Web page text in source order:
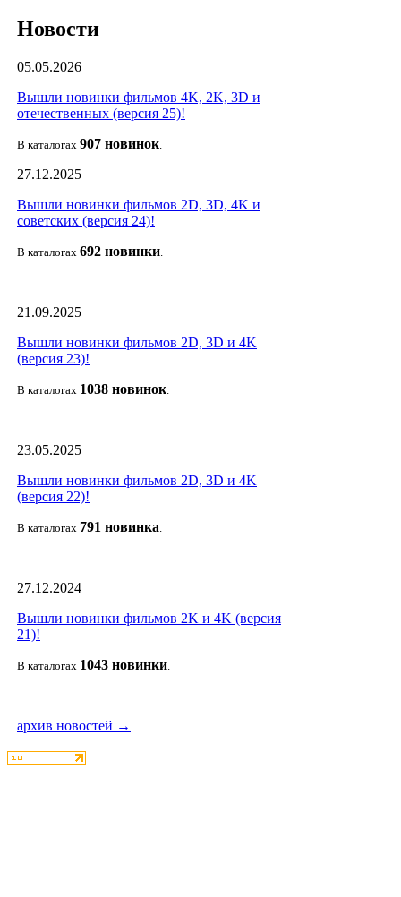
Новости
05.05.2026
Вышли новинки фильмов 4K, 2K, 3D и
отечественных (версия 25)!
В каталогах 907 новинок.
27.12.2025
Вышли новинки фильмов 2D, 3D, 4K и
советских (версия 24)!
В каталогах 692 новинки.
21.09.2025
Вышли новинки фильмов 2D, 3D и 4K
(версия 23)!
В каталогах 1038 новинок.
23.05.2025
Вышли новинки фильмов 2D, 3D и 4K
(версия 22)!
В каталогах 791 новинка.
27.12.2024
Вышли новинки фильмов 2K и 4K (версия
21)!
В каталогах 1043 новинки.
архив новостей →